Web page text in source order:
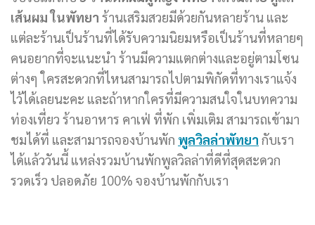
เส้นผม ในพัทยา ร้านเสริมสวยมีด้วยกันหลายร้าน และ
แต่ละร้านเป็นร้านที่ได้รับความนิยมหรือเป็นร้านที่หลายๆ
คนอยากที่จะแนะนำ ร้านมีความแตกต่างและอยู่ตามโซน
ต่างๆ ใครสะดวกที่ไหนสามารถไปตามพิกัดที่ทางเราแจ้ง
ไว้ได้เลยนะคะ และถ้าหากใครที่มีความสนใจในบทความ
ท่องเที่ยว ร้านอาหาร คาเฟ่ ที่พัก เพิ่มเติม สามารถเข้ามา
ชมได้ที่ และสามารถจองบ้านพัก พูลวิลล่าพัทยา กับเรา
ได้แล้ววันนี้ แหล่งรวมบ้านพักพูลวิลล่าที่ดีที่สุดสะดวก
รวดเร็ว ปลอดภัย 100% จองบ้านพักกับเรา